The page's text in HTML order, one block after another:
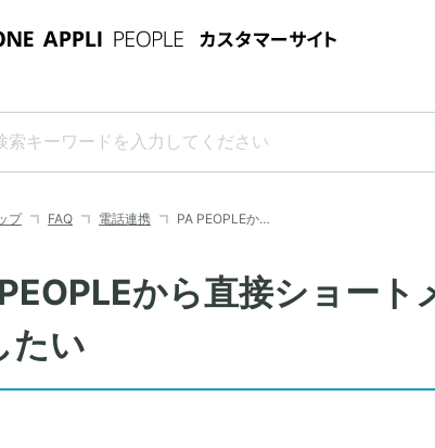
プ FAQ 電話連携 PA PEOPLEか…
から直接ショー
たい